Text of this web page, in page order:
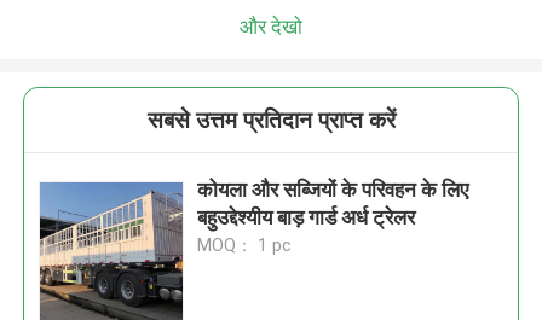
और देखो
सबसे उत्तम प्रतिदान प्राप्त करें
कोयला और सब्जियों के परिवहन के लिए
बहुउद्देश्यीय बाड़ गार्ड अर्ध ट्रेलर
MOQ： 1 pc